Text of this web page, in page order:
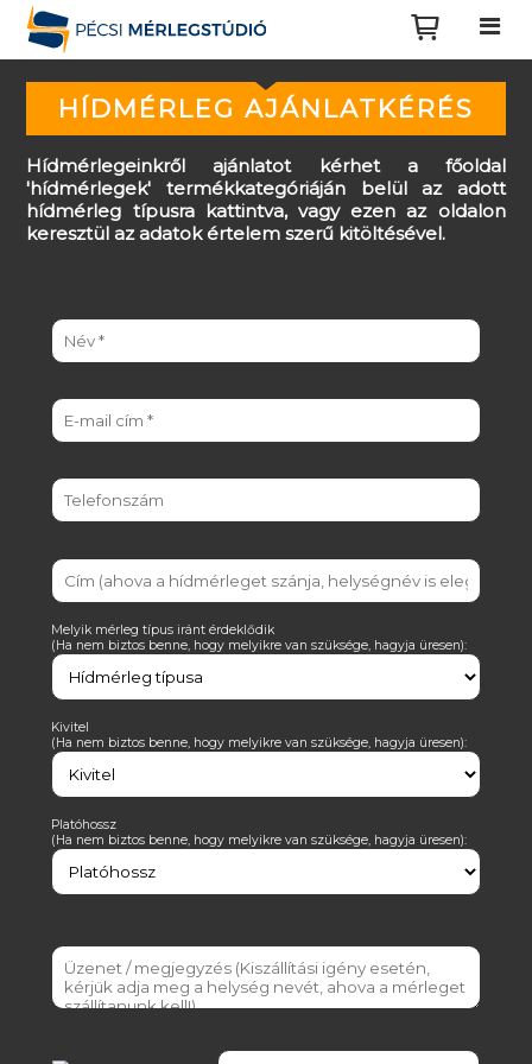
HÍDMÉRLEG AJÁNLATKÉRÉS
Hídmérlegeinkről ajánlatot kérhet a főoldal
'hídmérlegek' termékkategóriáján belül az adott
hídmérleg típusra kattintva, vagy ezen az oldalon
keresztül az adatok értelem szerű kitöltésével.
Melyik mérleg típus iránt érdeklődik
(Ha nem biztos benne, hogy melyikre van szüksége, hagyja üresen):
Kivitel
(Ha nem biztos benne, hogy melyikre van szüksége, hagyja üresen):
Platóhossz
(Ha nem biztos benne, hogy melyikre van szüksége, hagyja üresen):